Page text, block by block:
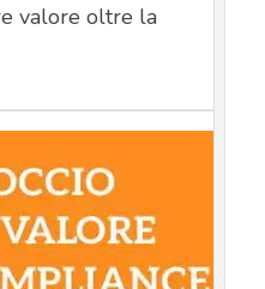
valore oltre la